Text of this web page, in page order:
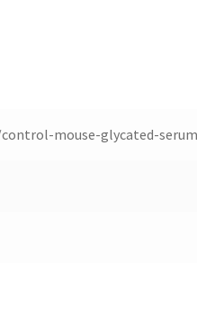
mouse-glycated-